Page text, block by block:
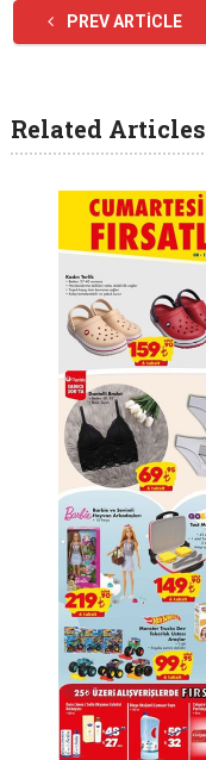
PREV ARTICLE
Related Articles